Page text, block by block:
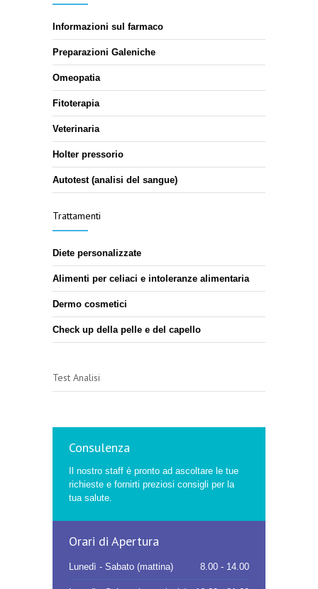
Informazioni sul farmaco
Preparazioni Galeniche
Omeopatia
Fitoterapia
Veterinaria
Holter pressorio
Autotest (analisi del sangue)
Trattamenti
Diete personalizzate
Alimenti per celiaci e intoleranze alimentaria
Dermo cosmetici
Check up della pelle e del capello
Test Analisi
Consulenza
Il nostro staff è pronto ad ascoltare le tue
richieste e fornirti preziosi consigli per la
tua salute.
Orari di Apertura
Lunedì - Sabato (mattina) 8.00 - 14.00